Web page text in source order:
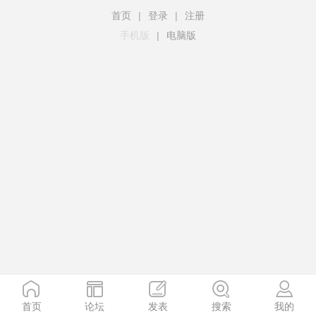
首页 | 登录 |
注册
手机版
| 电脑版
首页 论坛 发表 搜索 我的